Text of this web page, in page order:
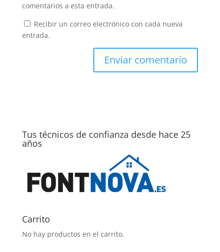
comentarios a esta entrada.
Recibir un correo electrónico con cada nueva
entrada.
Tus técnicos de confianza desde hace 25
años
Carrito
No hay productos en el carrito.